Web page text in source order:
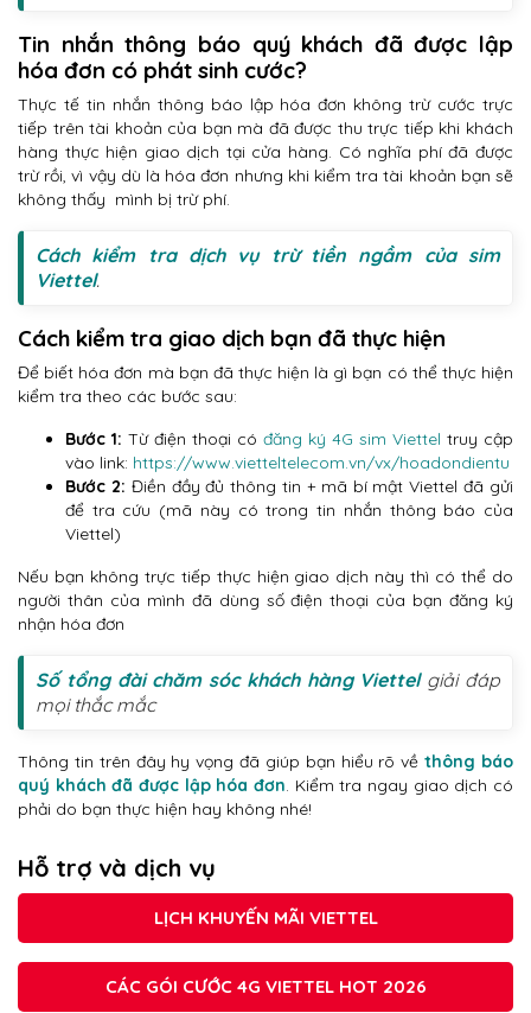
Tin nhắn thông báo quý khách đã được lập
hóa đơn có phát sinh cước?
Thực tế tin nhắn thông báo lập hóa đơn không trừ cước trực
tiếp trên tài khoản của bạn mà đã được thu trực tiếp khi khách
hàng thực hiện giao dịch tại cửa hàng. Có nghĩa phí đã được
trừ rồi, vì vậy dù là hóa đơn nhưng khi kiểm tra tài khoản bạn sẽ
không thấy mình bị trừ phí.
Cách kiểm tra dịch vụ trừ tiền ngầm của sim
Viettel.
Cách kiểm tra giao dịch bạn đã thực hiện
Để biết hóa đơn mà bạn đã thực hiện là gì bạn có thể thực hiện
kiểm tra theo các bước sau:
Bước 1: Từ điện thoại có đăng ký 4G sim Viettel truy cập
vào link: https://www.vietteltelecom.vn/vx/hoadondientu
Bước 2: Điền đầy đủ thông tin + mã bí mật Viettel đã gửi
để tra cứu (mã này có trong tin nhắn thông báo của
Viettel)
Nếu bạn không trực tiếp thực hiện giao dịch này thì có thể do
người thân của mình đã dùng số điện thoại của bạn đăng ký
nhận hóa đơn
Số tổng đài chăm sóc khách hàng Viettelgiải đáp
mọi thắc mắc
Thông tin trên đây hy vọng đã giúp bạn hiểu rõ vềthông báo
quý khách đã được lập hóa đơn. Kiểm tra ngay giao dịch có
phải do bạn thực hiện hay không nhé!
Hỗ trợ và dịch vụ
LỊCH KHUYẾN MÃI VIETTEL
CÁC GÓI CƯỚC 4G VIETTEL HOT 2026